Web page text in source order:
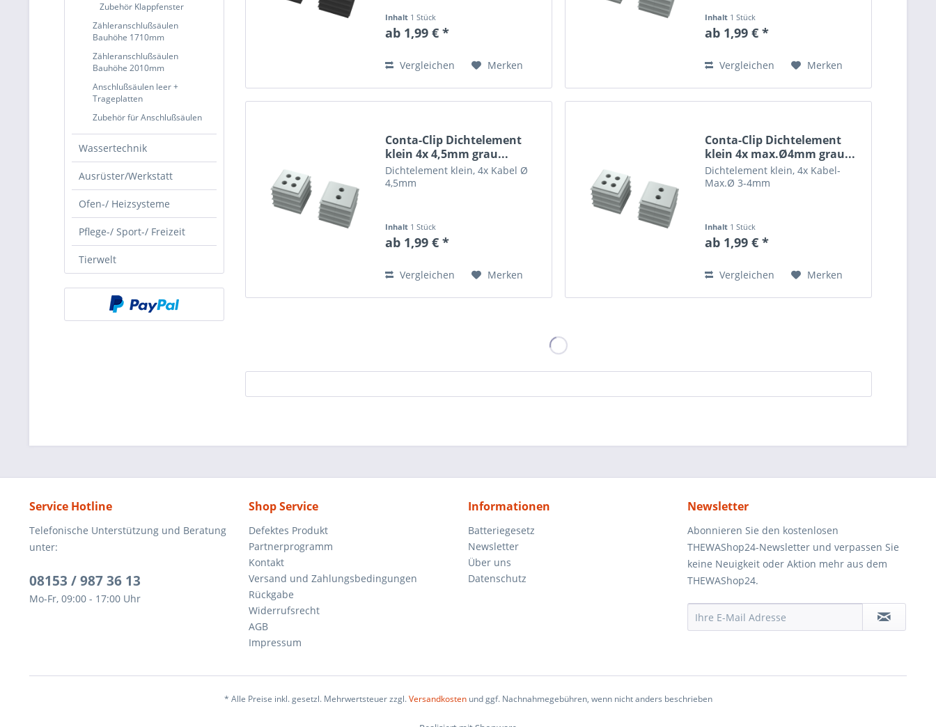
Zubehör Klappfenster
Zähleranschlußsäulen
Bauhöhe 1710mm
Zähleranschlußsäulen
Bauhöhe 2010mm
Anschlußsäulen leer +
Trageplatten
Zubehör für Anschlußsäulen
Wassertechnik
Ausrüster/Werkstatt
Ofen-/ Heizsysteme
Pflege-/ Sport-/ Freizeit
Tierwelt
Inhalt 1 Stück
ab 1,99 € *
Vergleichen Merken
Inhalt 1 Stück
ab 1,99 € *
Vergleichen Merken
Conta-Clip Dichtelement
klein 4x 4,5mm grau...
Dichtelement klein, 4x Kabel Ø
4,5mm
Inhalt 1 Stück
ab 1,99 € *
Vergleichen Merken
Conta-Clip Dichtelement
klein 4x max.Ø4mm grau...
Dichtelement klein, 4x Kabel-
Max.Ø 3-4mm
Inhalt 1 Stück
ab 1,99 € *
Vergleichen Merken
Service Hotline
Telefonische Unterstützung und Beratung
unter:
08153 / 987 36 13
Mo-Fr, 09:00 - 17:00 Uhr
Shop Service
Defektes Produkt
Partnerprogramm
Kontakt
Versand und Zahlungsbedingungen
Rückgabe
Widerrufsrecht
AGB
Impressum
Informationen
Batteriegesetz
Newsletter
Über uns
Datenschutz
Newsletter
Abonnieren Sie den kostenlosen
THEWAShop24-Newsletter und verpassen Sie
keine Neuigkeit oder Aktion mehr aus dem
THEWAShop24.
* Alle Preise inkl. gesetzl. Mehrwertsteuer zzgl.Versandkostenund ggf. Nachnahmegebühren, wenn nicht anders beschrieben